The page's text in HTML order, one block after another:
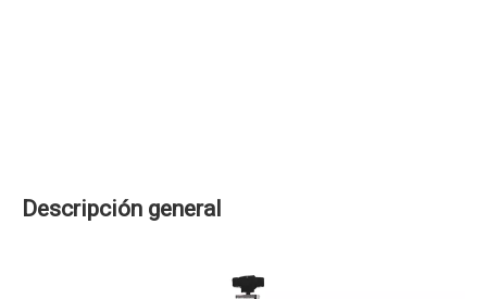
Descripción general